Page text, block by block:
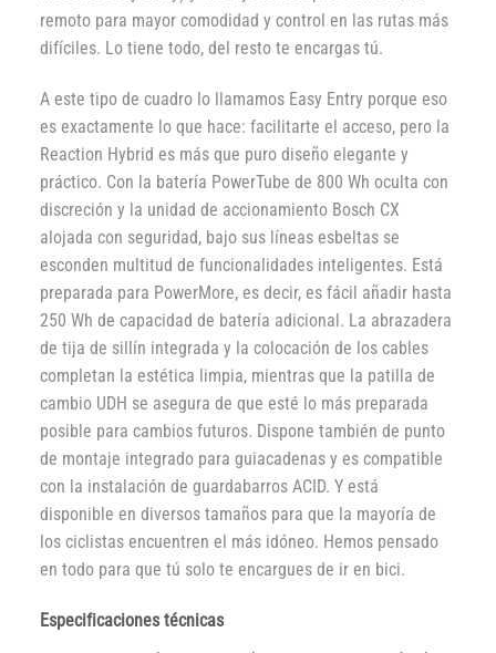
remoto para mayor comodidad y control en las rutas más
difíciles. Lo tiene todo, del resto te encargas tú.
A este tipo de cuadro lo llamamos Easy Entry porque eso
es exactamente lo que hace: facilitarte el acceso, pero la
Reaction Hybrid es más que puro diseño elegante y
práctico. Con la batería PowerTube de 800 Wh oculta con
discreción y la unidad de accionamiento Bosch CX
alojada con seguridad, bajo sus líneas esbeltas se
esconden multitud de funcionalidades inteligentes. Está
preparada para PowerMore, es decir, es fácil añadir hasta
250 Wh de capacidad de batería adicional. La abrazadera
de tija de sillín integrada y la colocación de los cables
completan la estética limpia, mientras que la patilla de
cambio UDH se asegura de que esté lo más preparada
posible para cambios futuros. Dispone también de punto
de montaje integrado para guiacadenas y es compatible
con la instalación de guardabarros ACID. Y está
disponible en diversos tamaños para que la mayoría de
los ciclistas encuentren el más idóneo. Hemos pensado
en todo para que tú solo te encargues de ir en bici.
Especificaciones técnicas